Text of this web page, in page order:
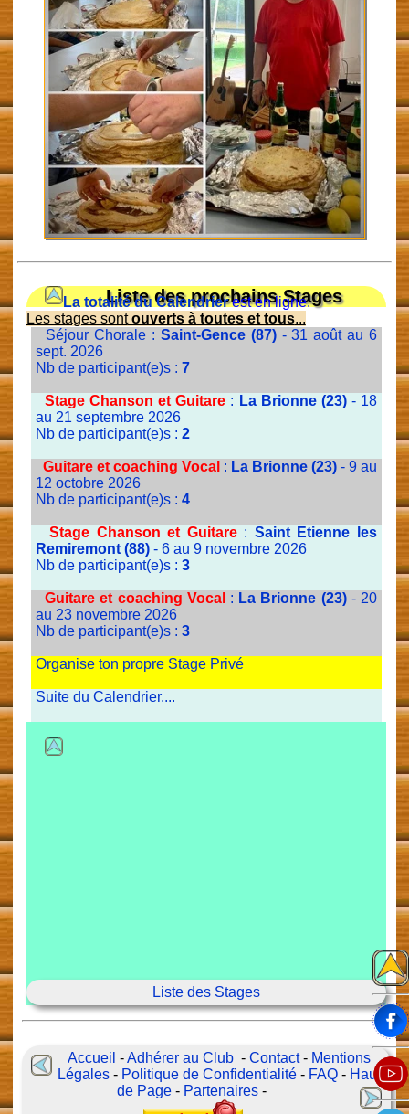
Liste des prochains Stages
La totalité du Calendrierest en ligne.
Les stages sontouverts à toutes et tous...
Séjour Chorale : Saint-Gence (87)- 31 août au 6
sept. 2026
Nb de participant(e)s : 7
Stage Chanson et Guitare : La Brionne (23)- 18
au 21 septembre 2026
Nb de participant(e)s : 2
Guitare et coaching Vocal : La Brionne (23)- 9 au
12 octobre 2026
Nb de participant(e)s : 4
Stage Chanson et Guitare: Saint Etienne les
Remiremont (88)- 6 au 9 novembre 2026
Nb de participant(e)s : 3
Guitare et coaching Vocal : La Brionne (23)- 20
au 23 novembre 2026
Nb de participant(e)s : 3
Organise ton propre Stage Privé
Suite du Calendrier....
Liste des Stages
Accueil -Adhérer au Club -Contact- Mentions
Légales - Politique de Confidentialité - FAQ - Haut
de Page- Partenaires-